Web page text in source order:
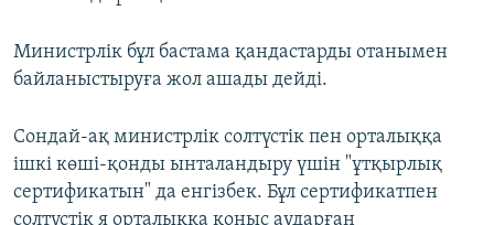
Министрлік бұл бастама қандастарды отанымен
байланыстыруға жол ашады дейді.
Сондай-ақ министрлік солтүстік пен орталыққа
ішкі көші-қонды ынталандыру үшін "ұтқырлық
сертификатын" да енгізбек. Бұл сертификатпен
солтүстік я орталыққа қоныс аударған